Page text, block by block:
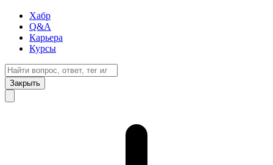
Хабр
Q&A
Карьера
Курсы
Закрыть